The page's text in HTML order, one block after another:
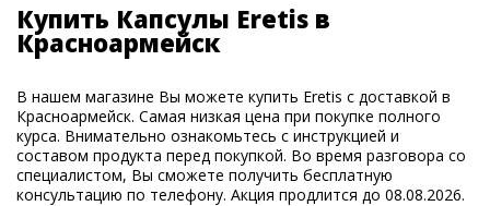
Купить Капсулы Eretis в
Красноармейск
В нашем магазине Вы можете купить Eretis с доставкой в
Красноармейск. Самая низкая цена при покупке полного
курса. Внимательно ознакомьтесь с инструкцией и
составом продукта перед покупкой. Во время разговора со
специалистом, Вы сможете получить бесплатную
консультацию по телефону. Акция продлится до 08.08.2026.